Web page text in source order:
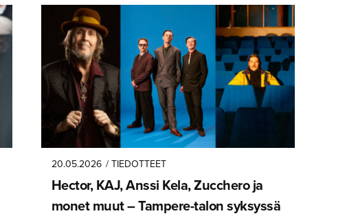
20.05.2026 / TIEDOTTEET
Hector, KAJ, Anssi Kela, Zucchero ja
monet muut – Tampere-talon syksyssä